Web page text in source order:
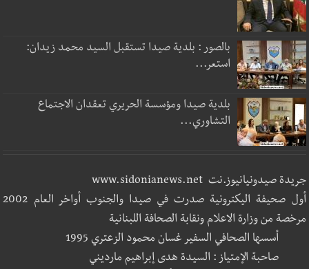
بالصور : بلدية صيدا تستقبل السيد محمد زيدان:
استعر...
بلدية صيدا ومؤسسة الحريري تعقدان الاجتماع
التشاوري...
جريدة صيدونيانيوز.نت www.sidonianews.net
أول صحيفة اليكترونية صدرت في صيدا والجنوب أواخر العام 2002
مرخصة من وزارة الاعلام ونقابة الصحافة اللبنانية
أسسها الصحافي السفير غسان محمود الزعتري 1995
صاحبة الإمتياز : السيدة هدى إبراهيم مارديني